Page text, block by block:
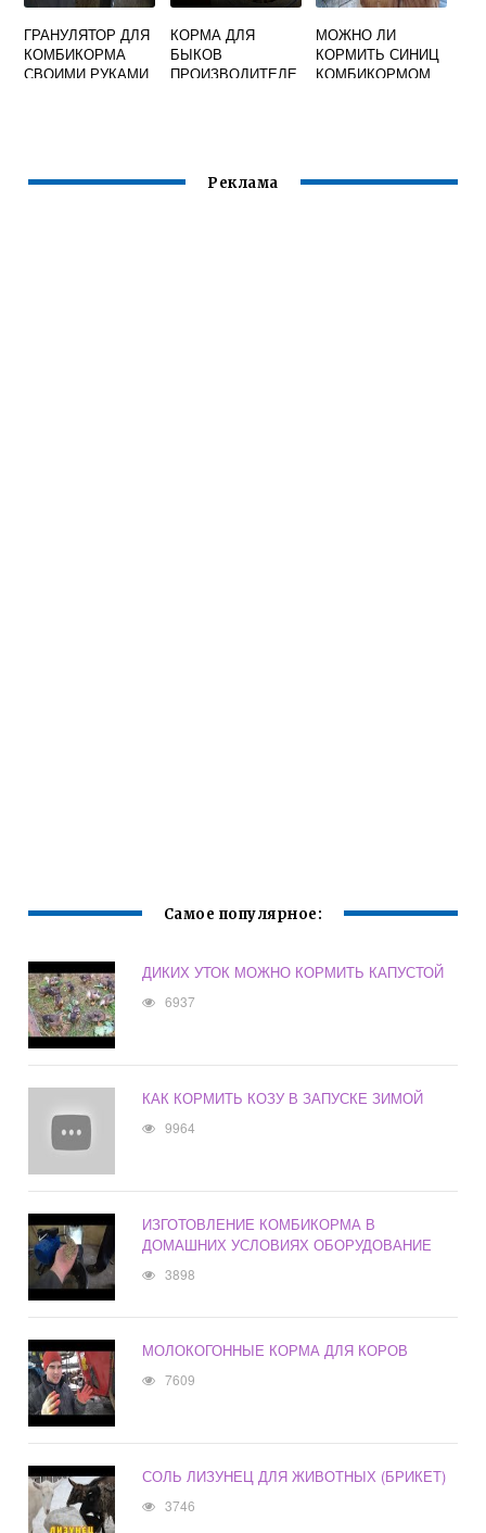
ГРАНУЛЯТОР ДЛЯ
КОМБИКОРМА
СВОИМИ РУКАМИ
КОРМА ДЛЯ
БЫКОВ
ПРОИЗВОДИТЕЛЕ
МОЖНО ЛИ
КОРМИТЬ СИНИЦ
КОМБИКОРМОМ
Реклама
Самое популярное:
ДИКИХ УТОК МОЖНО КОРМИТЬ КАПУСТОЙ
6937
КАК КОРМИТЬ КОЗУ В ЗАПУСКЕ ЗИМОЙ
9964
ИЗГОТОВЛЕНИЕ КОМБИКОРМА В
ДОМАШНИХ УСЛОВИЯХ ОБОРУДОВАНИЕ
3898
МОЛОКОГОННЫЕ КОРМА ДЛЯ КОРОВ
7609
СОЛЬ ЛИЗУНЕЦ ДЛЯ ЖИВОТНЫХ (БРИКЕТ)
3746